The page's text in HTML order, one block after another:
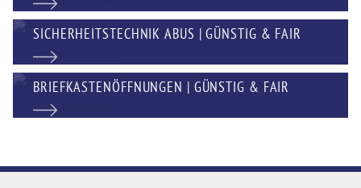
SICHERHEITSTECHNIK ABUS | GÜNSTIG & FAIR
BRIEFKASTENÖFFNUNGEN | GÜNSTIG & FAIR